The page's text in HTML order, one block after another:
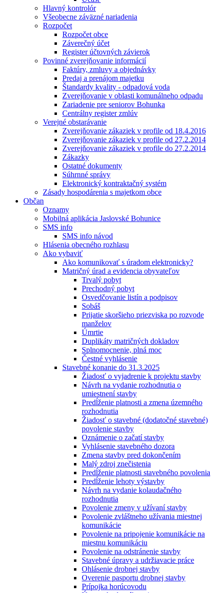
Hlavný kontrolór
Všeobecne záväzné nariadenia
Rozpočet
Rozpočet obce
Záverečný účet
Register účtovných závierok
Povinné zverejňovanie informácií
Faktúry, zmluvy a objednávky
Predaj a prenájom majetku
Štandardy kvality - odpadová voda
Zverejňovanie v oblasti komunálneho odpadu
Zariadenie pre seniorov Bohunka
Centrálny register zmlúv
Verejné obstarávanie
Zverejňovanie zákaziek v profile od 18.4.2016
Zverejňovanie zákaziek v profile od 27.2.2014
Zverejňovanie zákaziek v profile do 27.2.2014
Zákazky
Ostatné dokumenty
Súhrnné správy
Elektronický kontraktačný systém
Zásady hospodárenia s majetkom obce
Občan
Oznamy
Mobilná aplikácia Jaslovské Bohunice
SMS info
SMS info návod
Hlásenia obecného rozhlasu
Ako vybaviť
Ako komunikovať s úradom elektronicky?
Matričný úrad a evidencia obyvateľov
Trvalý pobyt
Prechodný pobyt
Osvedčovanie listín a podpisov
Sobáš
Prijatie skoršieho priezviska po rozvode
manželov
Úmrtie
Duplikáty matričných dokladov
Splnomocnenie, plná moc
Čestné vyhlásenie
Stavebné konanie do 31.3.2025
Žiadosť o vyjadrenie k projektu stavby
Návrh na vydanie rozhodnutia o
umiestnení stavby
Predĺženie platnosti a zmena územného
rozhodnutia
Žiadosť o stavebné (dodatočné stavebné)
povolenie stavby
Oznámenie o začatí stavby
Vyhlásenie stavebného dozora
Zmena stavby pred dokončením
Malý zdroj znečistenia
Predĺženie platnosti stavebného povolenia
Predĺženie lehoty výstavby
Návrh na vydanie kolaudačného
rozhodnutia
Povolenie zmeny v užívaní stavby
Povolenie zvláštneho užívania miestnej
komunikácie
Povolenie na pripojenie komunikácie na
miestnu komunikáciu
Povolenie na odstránenie stavby
Stavebné úpravy a udržiavacie práce
Ohlásenie drobnej stavby
Overenie pasportu drobnej stavby
Prípojka horúcovodu